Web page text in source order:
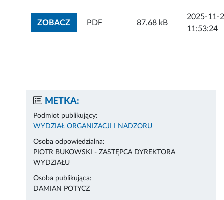
ZOBACZZOBACZ ZAŁĄCZNIK
PDF 87.68 kB
2025-11-
11:53:24
METKA:
Podmiot publikujący:
WYDZIAŁ ORGANIZACJI I NADZORU
Osoba odpowiedzialna:
PIOTR BUKOWSKI - ZASTĘPCA DYREKTORA
WYDZIAŁU
Osoba publikująca:
DAMIAN POTYCZ